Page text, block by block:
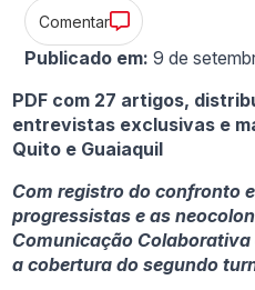
Comentar
Publicado em: 9 de
PDF com 27 artigos,
entrevistas exclusivas e
Quito e Guaiaquil
Com registro do confronto
progressistas e as
Comunicação
a cobertura do segundo